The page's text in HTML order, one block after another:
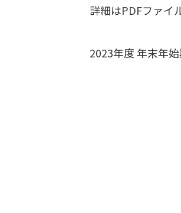
詳細はPDFファイ
2023年度 年末年